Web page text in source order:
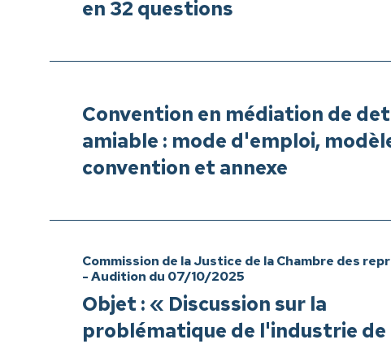
en 32 questions
Convention en médiation de
amiable : mode d'emploi,
convention et annexe
Commission de la Justice de la Chambre des
- Audition du 07/10/2025
Objet : « Discussion sur la
problématique de l'industrie de